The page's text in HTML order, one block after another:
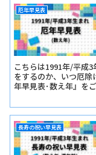
厄年早見表
こちらは1991年/平成
をするのか、いつ厄
年早見表･数え年』を
長寿の祝い早見表